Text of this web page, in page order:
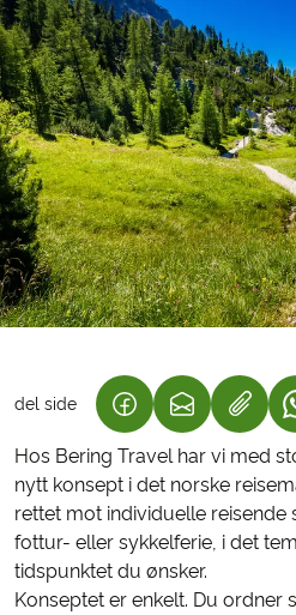
del side (LENKE ÅPNES I NY
(LENKE
Hos Bering Travel har vi med
nytt konsept i det norske
rettet mot individuelle reisende
fottur- eller sykkelferie, i det
tidspunktet du ønsker.
Konseptet er enkelt. Du ordner